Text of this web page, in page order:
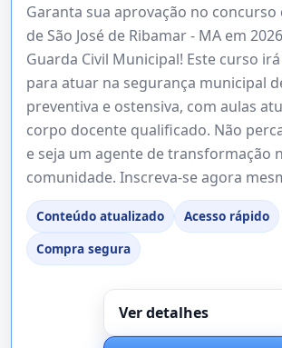
Garanta sua aprovação no
de São José de Ribamar - MA em
Guarda Civil Municipal! Este curso
para atuar na segurança municipal
preventiva e ostensiva, com aulas
corpo docente qualificado. Não
e seja um agente de transformação
comunidade. Inscreva-se agora
Conteúdo atualizado
Acesso rápido
Compra segura
Ver detalhes